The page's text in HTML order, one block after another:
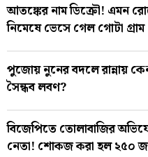
আতঙ্কের নাম ডিক্রৌ! এমন
নিমেষে ভেসে গেল গোটা গ্রাম
পুজোয় নুনের বদলে রান্নায়
সৈন্ধব লবণ?
বিজেপিতে তোলাবাজির
নেতা! শোকজ করা হল ২৫০